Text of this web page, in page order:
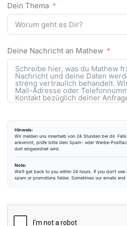
Dein Thema
Deine Nachricht an Mathew
Hinweis:
Wir melden uns innerhalb von 24 Stunden bei dir.
ankommt, prüfe bitte dein Spam- oder Werbe-
dort eingeordnet wird.
Note:
We’ll get back to you within 24 hours. If you don’t
spam or promotions folder. Sometimes our emails end